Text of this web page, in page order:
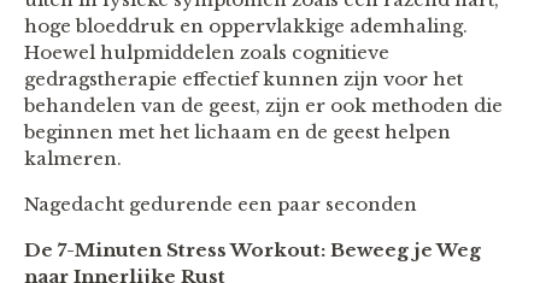
hoge bloeddruk en oppervlakkige ademhaling.
Hoewel hulpmiddelen zoals cognitieve
gedragstherapie effectief kunnen zijn voor het
behandelen van de geest, zijn er ook methoden die
beginnen met het lichaam en de geest helpen
kalmeren.
Nagedacht gedurende een paar seconden
De 7-Minuten Stress Workout: Beweeg je Weg
naar Innerlijke Rust